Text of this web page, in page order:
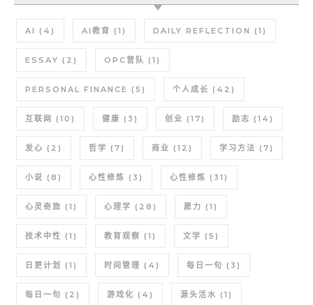
AI (4) AI教育 (1) DAILY REFLECTION (1)
ESSAY (2) OPC营队 (1)
PERSONAL FINANCE (5) 个人成长 (42)
互联网 (10) 健康 (3) 创业 (17) 励志 (14)
发心 (2) 哲学 (7) 商业 (12) 学习方法 (7)
小说 (8) 心性修炼 (3) 心性修炼 (31)
心灵奇旅 (1) 心理学 (28) 愿力 (1)
技术中性 (1) 教育观察 (1) 文学 (5)
日更计划 (1) 时间管理 (4) 每日一句 (3)
每日一句 (2) 游戏化 (4) 源头活水 (1)